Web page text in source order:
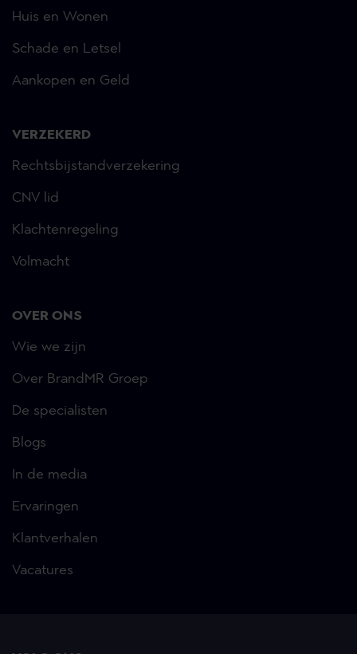
Huis en Wonen
Schade en Letsel
Aankopen en Geld
VERZEKERD
Rechtsbijstandverzekering
CNV lid
Klachtenregeling
Volmacht
OVER ONS
Wie we zijn
Over BrandMR Groep
De specialisten
Blogs
In de media
Ervaringen
Klantverhalen
Vacatures